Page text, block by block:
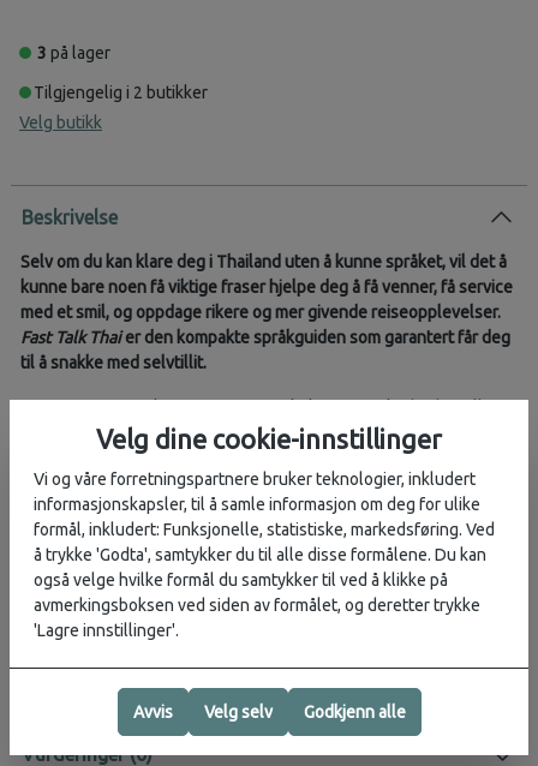
3 på lager
Tilgjengelig i 2 butikker
Velg butikk
Beskrivelse
Selv om du kan klare deg i Thailand uten å kunne språket, vil det å
kunne bare noen få viktige fraser hjelpe deg å få venner, få service
med et smil, og oppdage rikere og mer givende reiseopplevelser.
Fast Talk Thaier den kompakte språk­guiden som garantert får deg
til å snakke med selvtillit.
vanntaxi for å frakte deg og vennene dine til en bortgjemt hvit
sandstrand, eller spør etter det beste stedet langs kysten for å se
solnedgangen.
Inneholder:
Viktige fraser for alle dine reisebehov
Hvordan få lokale anbefalinger
Enkle og brukervennlige uttaleveiledninger
Vurderinger
Velg dine cookie-innstillinger
Vi og våre forretningspartnere bruker teknologier, inkludert
informasjonskapsler, til å samle informasjon om deg for ulike
formål, inkludert: Funksjonelle, statistiske, markedsføring. Ved
å trykke 'Godta', samtykker du til alle disse formålene. Du kan
også velge hvilke formål du samtykker til ved å klikke på
avmerkingsboksen ved siden av formålet, og deretter trykke
'Lagre innstillinger'.
Avvis Velg selv Godkjenn alle